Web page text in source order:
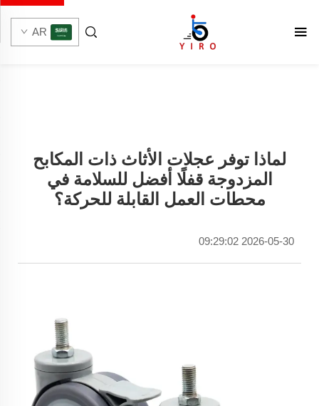
AR
لماذا توفر عجلات الأثاث ذات المكابح
المزدوجة قفلًا أفضل للسلامة في
محطات العمل القابلة للحركة؟
2026-05-30 09:29:02